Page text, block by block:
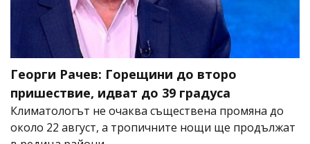
Георги Рачев: Горещини до второ
пришествие, идват до 39 градуса
Климатологът не очаква съществена промяна до
около 22 август, а тропичните нощи ще продължат